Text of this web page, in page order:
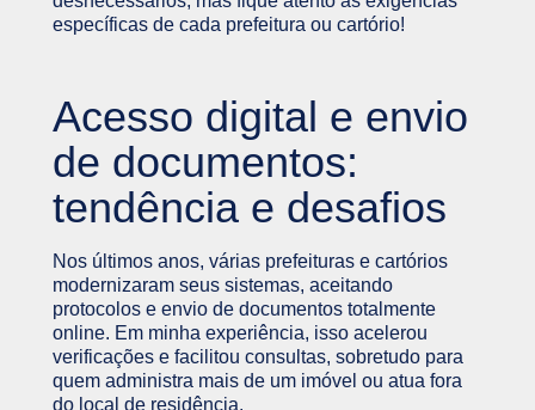
específicas de cada prefeitura ou cartório!
Acesso digital e envio
de documentos:
tendência e desafios
Nos últimos anos, várias prefeituras e cartórios
modernizaram seus sistemas, aceitando
protocolos e envio de documentos totalmente
online. Em minha experiência, isso acelerou
verificações e facilitou consultas, sobretudo para
quem administra mais de um imóvel ou atua fora
do local de residência.